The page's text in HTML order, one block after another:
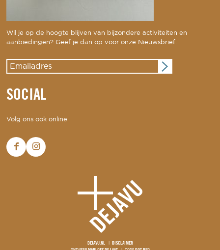
Wil je op de hoogte blijven van bijzondere activiteiten en
aanbiedingen? Geef je dan op voor onze Nieuwsbrief:
SOCIAL
Volg ons ook online
DEJAVU.NL
DISCLAIMER